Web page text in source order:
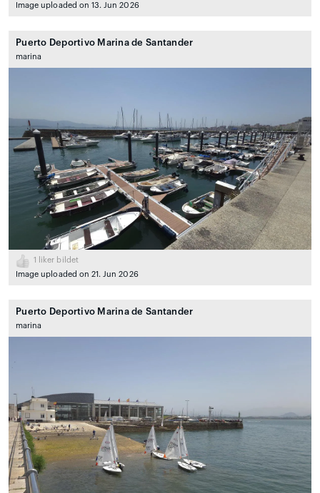
Image uploaded on 13. Jun 2026
Puerto Deportivo Marina de Santander
marina
1
liker bildet
Image uploaded on 21. Jun 2026
Puerto Deportivo Marina de Santander
marina